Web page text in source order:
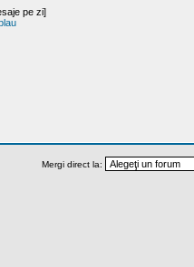
pe zi]
Mergi direct la: